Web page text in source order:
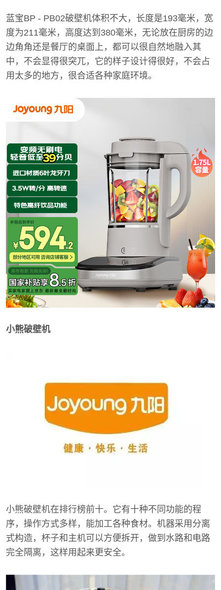
蓝宝BP - PB02破壁机体积不大，长度是193毫米，宽
度为211毫米，高度达到380毫米，无论放在厨房的边
边角角还是餐厅的桌面上，都可以很自然地融入其
中，不会显得很突兀，它的样子设计得很好，不会占
用太多的地方，很合适各种家庭环境。
小熊破壁机
小熊破壁机在排行榜前十。它有十种不同功能的程
序，操作方式多样，能加工各种食材。机器采用分离
式构造，杯子和主机可以方便拆开，做到水路和电路
完全隔离，这样用起来更安全。